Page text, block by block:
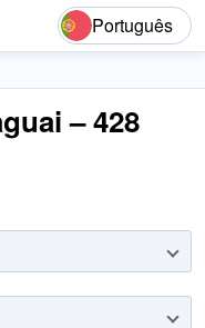
Português
– 428